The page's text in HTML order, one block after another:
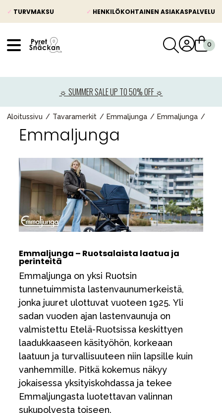
✓ TURVMAKSU ✓ HENKILÖKOHTAINEN ASIAKASPALVELU
☼ SUMMER SALE UP TO 50% OFF ☼
Aloitussivu Tavaramerkit Emmaljunga Emmaljunga
Emmaljunga
Emmaljunga – Ruotsalaista laatua ja
perinteitä
Emmaljunga on yksi Ruotsin
tunnetuimmista lastenvaunumerkeistä,
jonka juuret ulottuvat vuoteen 1925. Yli
sadan vuoden ajan lastenvaunuja on
valmistettu Etelä-Ruotsissa keskittyen
laadukkaaseen käsityöhön, korkeaan
laatuun ja turvallisuuteen niin lapsille kuin
vanhemmille. Pitkä kokemus näkyy
jokaisessa yksityiskohdassa ja tekee
Emmaljungasta luotettavan valinnan
sukupolvesta toiseen.
Lastenvaunut
Lasten turvaistuimet
Vauvan paketti
Lapsi & vauva
Lelut ja pelit
Äiti & Isä
Huonekalut & vuodevaatteet
Tarvikkeet
Lahjavinkkejä
Suosikit
Tavaramerkit
Aurinko ja uinti Outlet
Opas
Ota meihin yhteyttä osoitteessa